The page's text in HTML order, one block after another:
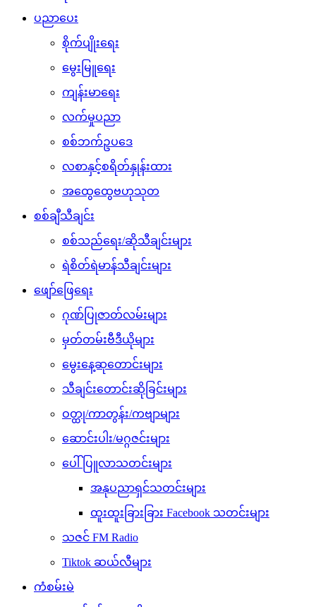
ပညာပေး
စိုက်ပျိုးရေး
မွေးမြူရေး
ကျန်းမာရေး
လက်မှုပညာ
စစ်ဘက်ဥပဒေ
လစာနှင့်စရိတ်နှုန်းထား
အထွေထွေဗဟုသုတ
စစ်ချီသီချင်း
စစ်သည်ရေး/ဆိုသီချင်းများ
ရဲစိတ်ရဲမာန်သီချင်းများ
ဖျော်ဖြေရေး
ဂုဏ်ပြုဇာတ်လမ်းများ
မှတ်တမ်းဗီဒီယိုများ
မွေးနေ့ဆုတောင်းများ
သီချင်းတောင်းဆိုခြင်းများ
ဝတ္ထု/ကာတွန်း/ကဗျာများ
ဆောင်းပါး/မဂ္ဂဇင်းများ
ပေါ်ပြူလာသတင်းများ
အနုပညာရှင်သတင်းများ
ထူးထူးခြားခြား Facebook သတင်းများ
သဇင် FM Radio
Tiktok ဆယ်လီများ
ကံစမ်းမဲ